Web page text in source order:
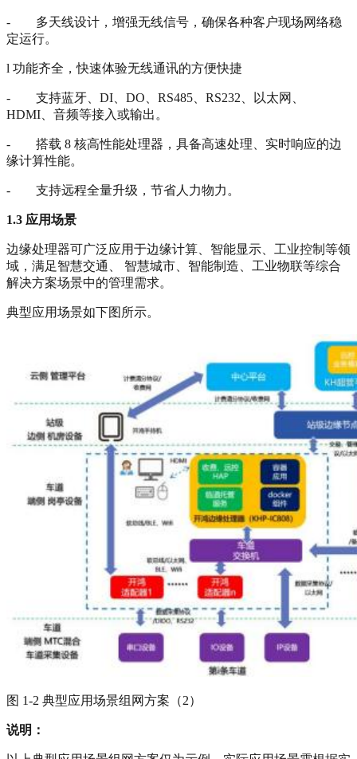
- 多天线设计，增强无线信号，确保各种客户现场网络稳
定运行。
l 功能齐全，快速体验无线通讯的方便快捷
- 支持蓝牙、DI、DO、RS485、RS232、以太网、
HDMI、音频等接入或输出。
- 搭载 8 核高性能处理器，具备高速处理、实时响应的边
缘计算性能。
- 支持远程全量升级，节省人力物力。
1.3 应用场景
边缘处理器可广泛应用于边缘计算、智能显示、工业控制等领
域，满足智慧交通、 智慧城市、智能制造、工业物联等综合
解决方案场景中的管理需求。
典型应用场景如下图所示。
图 1-2 典型应用场景组网方案（2）
说明：